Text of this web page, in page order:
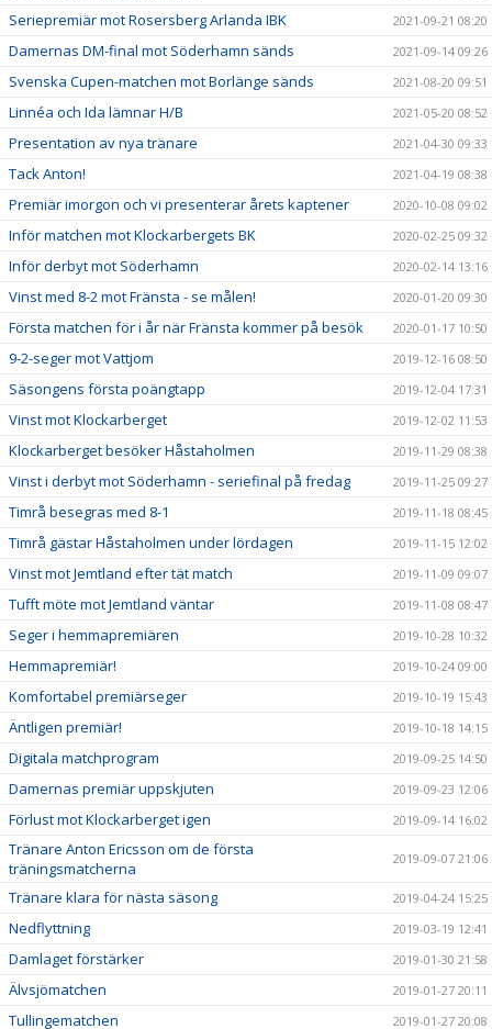
Seriepremiär mot Rosersberg Arlanda IBK 2021-09-21 08:20
Damernas DM-final mot Söderhamn sänds 2021-09-14 09:26
Svenska Cupen-matchen mot Borlänge sänds 2021-08-20 09:51
Linnéa och Ida lämnar H/B 2021-05-20 08:52
Presentation av nya tränare 2021-04-30 09:33
Tack Anton! 2021-04-19 08:38
Premiär imorgon och vi presenterar årets kaptener 2020-10-08 09:02
Inför matchen mot Klockarbergets BK 2020-02-25 09:32
Inför derbyt mot Söderhamn 2020-02-14 13:16
Vinst med 8-2 mot Fränsta - se målen! 2020-01-20 09:30
Första matchen för i år när Fränsta kommer på besök 2020-01-17 10:50
9-2-seger mot Vattjom 2019-12-16 08:50
Säsongens första poängtapp 2019-12-04 17:31
Vinst mot Klockarberget 2019-12-02 11:53
Klockarberget besöker Håstaholmen 2019-11-29 08:38
Vinst i derbyt mot Söderhamn - seriefinal på fredag 2019-11-25 09:27
Timrå besegras med 8-1 2019-11-18 08:45
Timrå gästar Håstaholmen under lördagen 2019-11-15 12:02
Vinst mot Jemtland efter tät match 2019-11-09 09:07
Tufft möte mot Jemtland väntar 2019-11-08 08:47
Seger i hemmapremiären 2019-10-28 10:32
Hemmapremiär! 2019-10-24 09:00
Komfortabel premiärseger 2019-10-19 15:43
Äntligen premiär! 2019-10-18 14:15
Digitala matchprogram 2019-09-25 14:50
Damernas premiär uppskjuten 2019-09-23 12:06
Förlust mot Klockarberget igen 2019-09-14 16:02
Tränare Anton Ericsson om de första
träningsmatcherna
2019-09-07 21:06
Tränare klara för nästa säsong 2019-04-24 15:25
Nedflyttning 2019-03-19 12:41
Damlaget förstärker 2019-01-30 21:58
Älvsjömatchen 2019-01-27 20:11
Tullingematchen 2019-01-27 20:08